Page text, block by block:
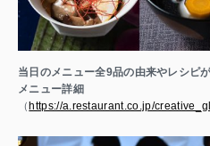
当日のメニュー全9品の由来やレシピが
メニュー詳細
（ https://a.restaurant.co.jp/